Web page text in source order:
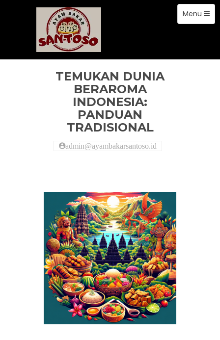
Toggle
navigation
Menu
TEMUKAN DUNIA
BERAROMA
INDONESIA:
PANDUAN
TRADISIONAL
admin@ayambakarsantoso.id